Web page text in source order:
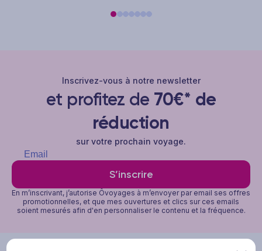
Inscrivez-vous à notre newsletter
et profitez de 70€* de
réduction
sur votre prochain voyage.
S’inscrire
En m’inscrivant, j’autorise Ôvoyages à m’envoyer par email ses offres
promotionnelles, et que mes ouvertures et clics sur ces emails
soient mesurés afin d'en personnaliser le contenu et la fréquence.